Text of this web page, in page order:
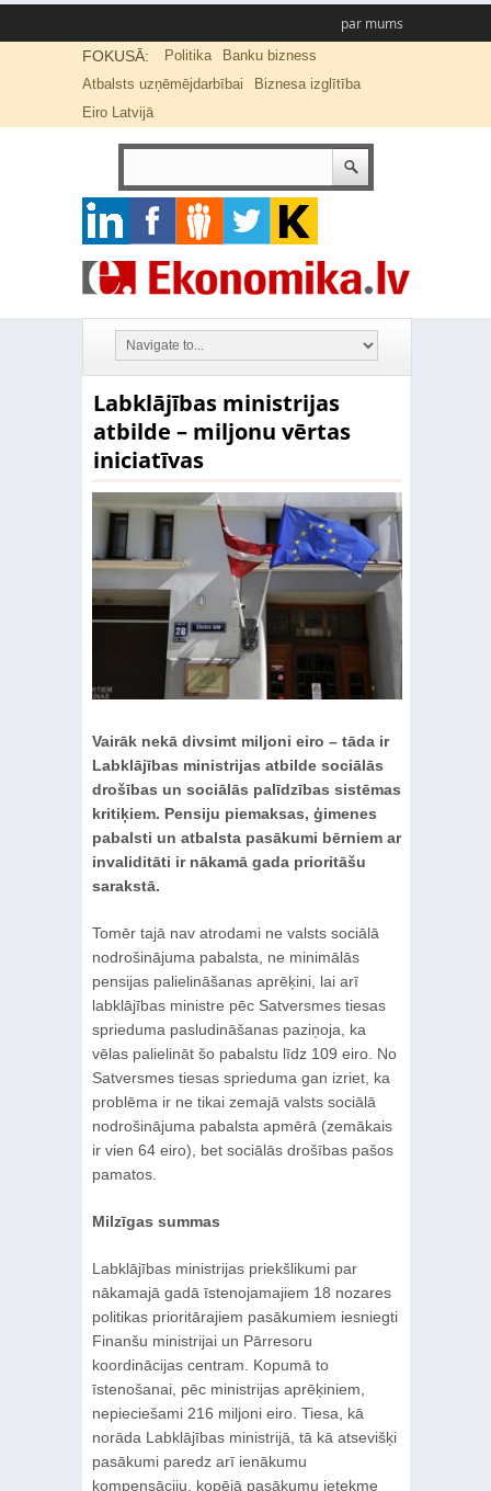
par mums
FOKUSĀ: Politika
Banku bizness
Atbalsts uzņēmējdarbībai
Biznesa izglītība
Eiro Latvijā
Labklājības ministrijas
atbilde – miljonu vērtas
iniciatīvas
Vairāk nekā divsimt miljoni eiro – tāda ir
Labklājības ministrijas atbilde sociālās
drošības un sociālās palīdzības sistēmas
kritiķiem. Pensiju piemaksas, ģimenes
pabalsti un atbalsta pasākumi bērniem ar
invaliditāti ir nākamā gada prioritāšu
sarakstā.
Tomēr tajā nav atrodami ne valsts sociālā
nodrošinājuma pabalsta, ne minimālās
pensijas palielināšanas aprēķini, lai arī
labklājības ministre pēc Satversmes tiesas
sprieduma pasludināšanas paziņoja, ka
vēlas palielināt šo pabalstu līdz 109 eiro. No
Satversmes tiesas sprieduma gan izriet, ka
problēma ir ne tikai zemajā valsts sociālā
nodrošinājuma pabalsta apmērā (zemākais
ir vien 64 eiro), bet sociālās drošības pašos
pamatos.
Milzīgas summas
Labklājības ministrijas priekšlikumi par
nākamajā gadā īstenojamajiem 18 nozares
politikas prioritārajiem pasākumiem iesniegti
Finanšu ministrijai un Pārresoru
koordinācijas centram. Kopumā to
īstenošanai, pēc ministrijas aprēķiniem,
nepieciešami 216 miljoni eiro. Tiesa, kā
norāda Labklājības ministrijā, tā kā atsevišķi
pasākumi paredz arī ienākumu
kompensāciju, kopējā pasākumu ietekme